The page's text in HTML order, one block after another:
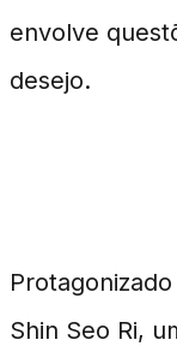
envolve
desejo.
Shin Seo Ri,